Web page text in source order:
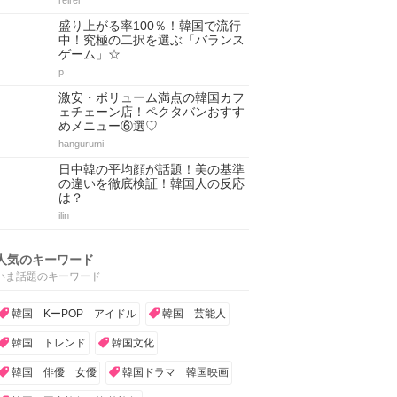
盛り上がる率100％！韓国で流行
中！究極の二択を選ぶ「バランス
ゲーム」☆
p
激安・ボリューム満点の韓国カフ
ェチェーン店！ペクタバンおすす
めメニュー⑥選♡
hangurumi
日中韓の平均顔が話題！美の基準
の違いを徹底検証！韓国人の反応
は？
ilin
気のキーワード
ま話題のキーワード
韓国 KーPOP アイドル 韓国 芸能人
韓国 トレンド 韓国文化
韓国 俳優 女優 韓国ドラマ 韓国映画